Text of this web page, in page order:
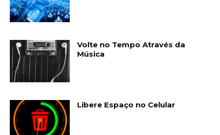
Volte no Tempo Através da
Música
Libere Espaço no Celular